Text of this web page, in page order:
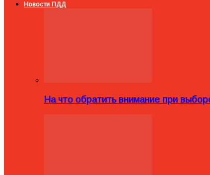
Новости ПДД
На что обратить внимание при